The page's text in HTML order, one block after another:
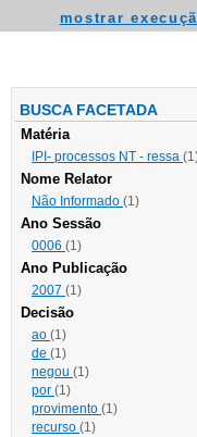
mostrar
BUSCA FACETADA
Matéria
IPI- processos NT - ressa
Nome Relator
Não Informado (1)
Ano Sessão
0006 (1)
Ano Publicação
2007 (1)
Decisão
ao (1)
de (1)
negou (1)
por (1)
provimento (1)
recurso (1)